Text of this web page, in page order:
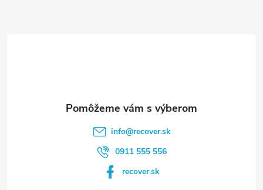
info@recover.sk
0911 555 556
recover.sk